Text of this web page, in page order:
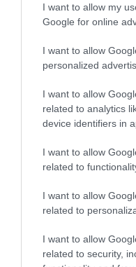
I want to allow my
Google for online
I want to allow
personalized
I want to allow
related to analytics
device identifiers in
I want to allow
related to
I want to allow
related to
I want to allow
related to security,